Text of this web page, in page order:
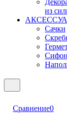
из
Сачки
Сравнение0